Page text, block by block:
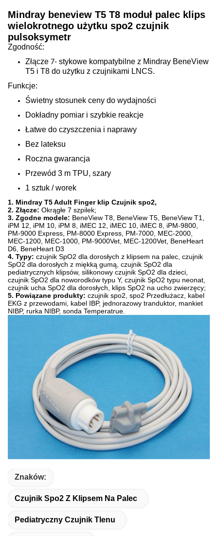
Mindray beneview T5 T8 moduł palec klips
wielokrotnego użytku spo2 czujnik
pulsoksymetr
Zgodność:
Złącze 7- stykowe kompatybilne z Mindray BeneView
T5 i T8 do użytku z czujnikami LNCS.
Funkcje:
Świetny stosunek ceny do wydajności
Dokładny pomiar i szybkie reakcje
Łatwe do czyszczenia i naprawy
Bez lateksu
Roczna gwarancja
Przewód 3 m TPU, szary
1 sztuk / worek
1. Mindray T5 Adult Finger klip Czujnik spo2,
2. Złącze: Okrągłe 7 szpilek;
3. Zgodne modele: BeneView T8, BeneView T5, BeneView T1,
iPM 12, iPM 10, iPM 8, iMEC 12, iMEC 10, iMEC 8, iPM-9800,
PM-9000 Express, PM-8000 Express, PM-7000, MEC-2000,
MEC-1200, MEC-1000, PM-9000Vet, MEC-1200Vet, BeneHeart
D6, BeneHeart D3
4. Typy: czujnik SpO2 dla dorosłych z klipsem na palec, czujnik
SpO2 dla dorosłych z miękką gumą, czujnik SpO2 dla
pediatrycznych klipsów, silikonowy czujnik SpO2 dla dzieci,
czujnik SpO2 dla noworodków typu Y, czujnik SpO2 typu neonat,
czujnik ucha SpO2 dla dorosłych, klips SpO2 na ucho zwierzęcy;
5. Powiązane produkty: czujnik spo2, spo2 Przedłużacz, kabel
EKG z przewodami, kabel IBP, jednorazowy tranduktor, mankiet
NIBP, rurka NIBP, sonda Temperatrue.
Znaków:
Czujnik Spo2 Z Klipsem Na Palec
Pediatryczny Czujnik Tlenu